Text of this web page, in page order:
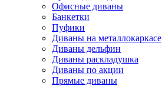
Офисные диваны
Банкетки
Пуфики
Диваны на металлокаркасе
Диваны дельфин
Диваны раскладушка
Диваны по акции
Прямые диваны